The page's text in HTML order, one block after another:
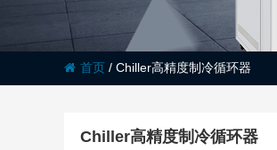
首页 / Chiller高精度制冷循环器
Chiller高精度制冷循环器